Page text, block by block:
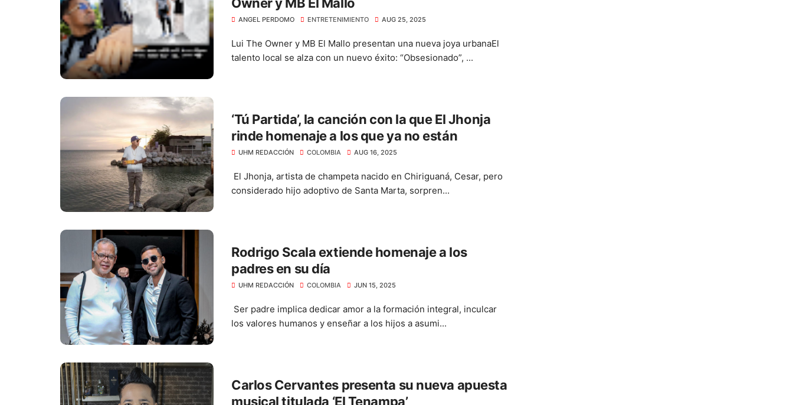
ANGEL PERDOMO ENTRETENIMIENTO AUG 25, 2025
Lui The Owner y MB El Mallo presentan una nueva joya urbanaEl
talento local se alza con un nuevo éxito: “Obsesionado”, ...
‘Tú Partida’, la canción con la que El Jhonja
rinde homenaje a los que ya no están
UHM REDACCIÓN COLOMBIA AUG 16, 2025
El Jhonja, artista de champeta nacido en Chiriguaná, Cesar, pero
considerado hijo adoptivo de Santa Marta, sorpren...
Rodrigo Scala extiende homenaje a los
padres en su día
UHM REDACCIÓN COLOMBIA JUN 15, 2025
Ser padre implica dedicar amor a la formación integral, inculcar
los valores humanos y enseñar a los hijos a asumi...
Carlos Cervantes presenta su nueva apuesta
musical titulada ‘El Tenampa’